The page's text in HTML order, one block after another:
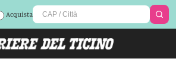
Acquista